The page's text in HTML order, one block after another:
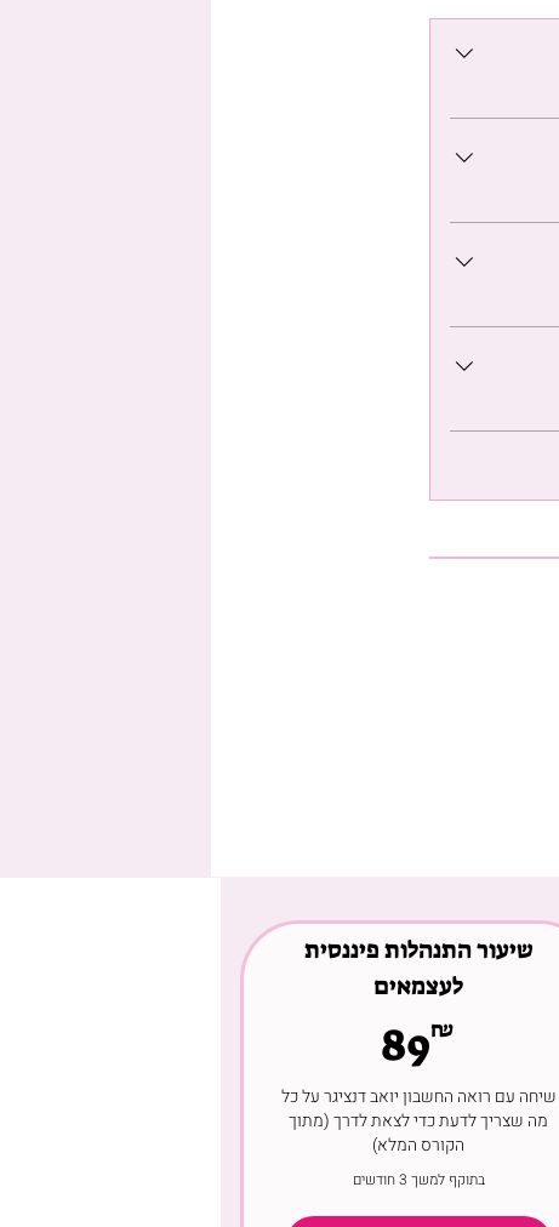
שיעור התנהלות פיננסית
לעצמאים
₪
89
שיחה עם רואה החשבון יואב דנציגר על כל
מה שצריך לדעת כדי לצאת לדרך (מתוך
הקורס המלא)
בתוקף למשך 3 חודשים